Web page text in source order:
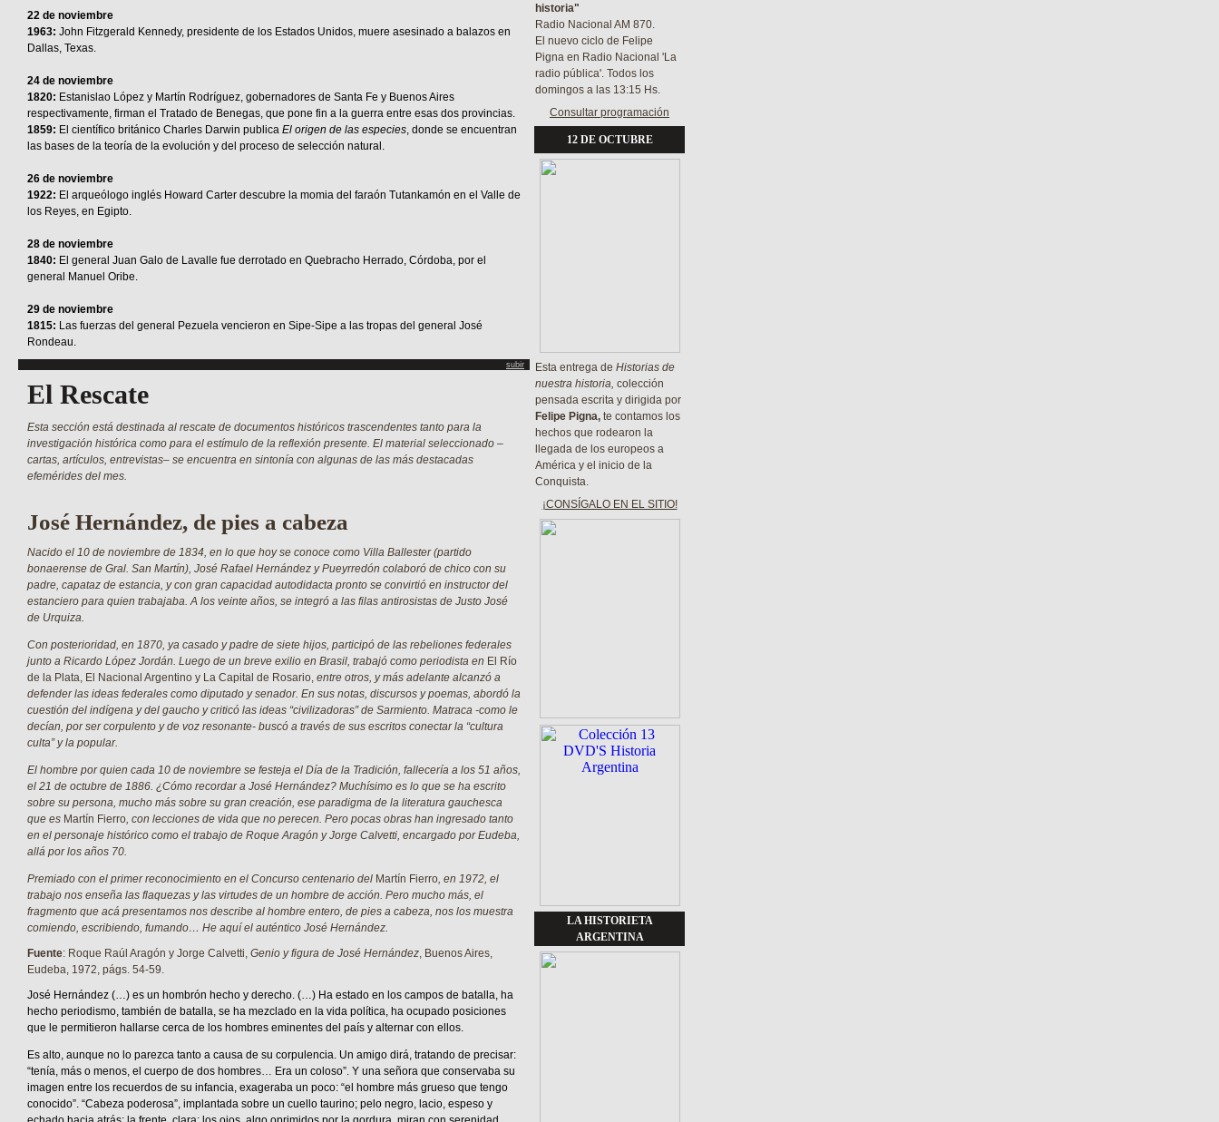
historia"
Radio Nacional AM 870.
El nuevo ciclo de Felipe
Pigna en Radio Nacional 'La
radio pública'. Todos los
domingos a las 13:15 Hs.
Consultar programación
12 DE OCTUBRE
Esta entrega de Historias de
nuestra historia, colección
pensada escrita y dirigida por
Felipe Pigna, te contamos los
hechos que rodearon la
llegada de los europeos a
América y el inicio de la
Conquista.
¡CONSÍGALO EN EL SITIO!
LA HISTORIETA
ARGENTINA
22 de noviembre
1963: John Fitzgerald Kennedy, presidente de los Estados Unidos, muere asesinado a balazos en
Dallas, Texas.
24 de noviembre
1820: Estanislao López y Martín Rodríguez, gobernadores de Santa Fe y Buenos Aires
respectivamente, firman el Tratado de Benegas, que pone fin a la guerra entre esas dos provincias.
1859: El científico británico Charles Darwin publica El origen de las especies, donde se encuentran
las bases de la teoría de la evolución y del proceso de selección natural.
26 de noviembre
1922: El arqueólogo inglés Howard Carter descubre la momia del faraón Tutankamón en el Valle de
los Reyes, en Egipto.
28 de noviembre
1840: El general Juan Galo de Lavalle fue derrotado en Quebracho Herrado, Córdoba, por el
general Manuel Oribe.
29 de noviembre
1815: Las fuerzas del general Pezuela vencieron en Sipe-Sipe a las tropas del general José
Rondeau.
subir
El Rescate
Esta sección está destinada al rescate de documentos históricos trascendentes tanto para la
investigación histórica como para el estímulo de la reflexión presente. El material seleccionado –
cartas, artículos, entrevistas– se encuentra en sintonía con algunas de las más destacadas
efemérides del mes.
José Hernández, de pies a cabeza
Nacido el 10 de noviembre de 1834, en lo que hoy se conoce como Villa Ballester (partido
bonaerense de Gral. San Martín), José Rafael Hernández y Pueyrredón colaboró de chico con su
padre, capataz de estancia, y con gran capacidad autodidacta pronto se convirtió en instructor del
estanciero para quien trabajaba. A los veinte años, se integró a las filas antirosistas de Justo José
de Urquiza.
Con posterioridad, en 1870, ya casado y padre de siete hijos, participó de las rebeliones federales
junto a Ricardo López Jordán. Luego de un breve exilio en Brasil, trabajó como periodista en El Río
de la Plata, El Nacional Argentino y La Capital de Rosario, entre otros, y más adelante alcanzó a
defender las ideas federales como diputado y senador. En sus notas, discursos y poemas, abordó la
cuestión del indígena y del gaucho y criticó las ideas “civilizadoras” de Sarmiento. Matraca -como le
decían, por ser corpulento y de voz resonante- buscó a través de sus escritos conectar la “cultura
culta” y la popular.
El hombre por quien cada 10 de noviembre se festeja el Día de la Tradición, fallecería a los 51 años,
el 21 de octubre de 1886. ¿Cómo recordar a José Hernández? Muchísimo es lo que se ha escrito
sobre su persona, mucho más sobre su gran creación, ese paradigma de la literatura gauchesca
que es Martín Fierro, con lecciones de vida que no perecen. Pero pocas obras han ingresado tanto
en el personaje histórico como el trabajo de Roque Aragón y Jorge Calvetti, encargado por Eudeba,
allá por los años 70.
Premiado con el primer reconocimiento en el Concurso centenario del Martín Fierro, en 1972, el
trabajo nos enseña las flaquezas y las virtudes de un hombre de acción. Pero mucho más, el
fragmento que acá presentamos nos describe al hombre entero, de pies a cabeza, nos los muestra
comiendo, escribiendo, fumando… He aquí el auténtico José Hernández.
Fuente: Roque Raúl Aragón y Jorge Calvetti, Genio y figura de José Hernández, Buenos Aires,
Eudeba, 1972, págs. 54-59.
José Hernández (…) es un hombrón hecho y derecho. (…) Ha estado en los campos de batalla, ha
hecho periodismo, también de batalla, se ha mezclado en la vida política, ha ocupado posiciones
que le permitieron hallarse cerca de los hombres eminentes del país y alternar con ellos.
Es alto, aunque no lo parezca tanto a causa de su corpulencia. Un amigo dirá, tratando de precisar:
“tenía, más o menos, el cuerpo de dos hombres… Era un coloso”. Y una señora que conservaba su
imagen entre los recuerdos de su infancia, exageraba un poco: “el hombre más grueso que tengo
conocido”. “Cabeza poderosa”, implantada sobre un cuello taurino; pelo negro, lacio, espeso y